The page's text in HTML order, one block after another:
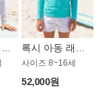
빌라봉 아동 루즈핏 래쉬가드 GT813WBB 록시 아동 래쉬가드 GT815BRX
사이즈 8~16세
52,000원